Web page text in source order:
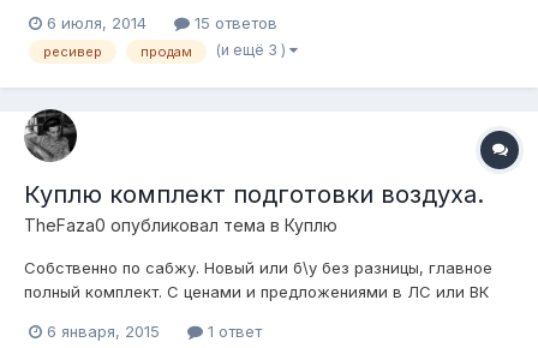
6 июля, 2014 15 ответов
ресивер продам (и ещё 3 )
Куплю комплект подготовки воздуха.
TheFaza0 опубликовал тема в Куплю
Собственно по сабжу. Новый или б\у без разницы, главное
полный комплект. С ценами и предложениями в ЛС или ВК
6 января, 2015
1 ответ